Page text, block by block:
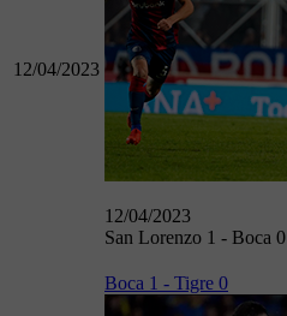
12/04/2023
12/04/2023
San Lorenzo 1 - Boca 0
Boca 1 - Tigre 0